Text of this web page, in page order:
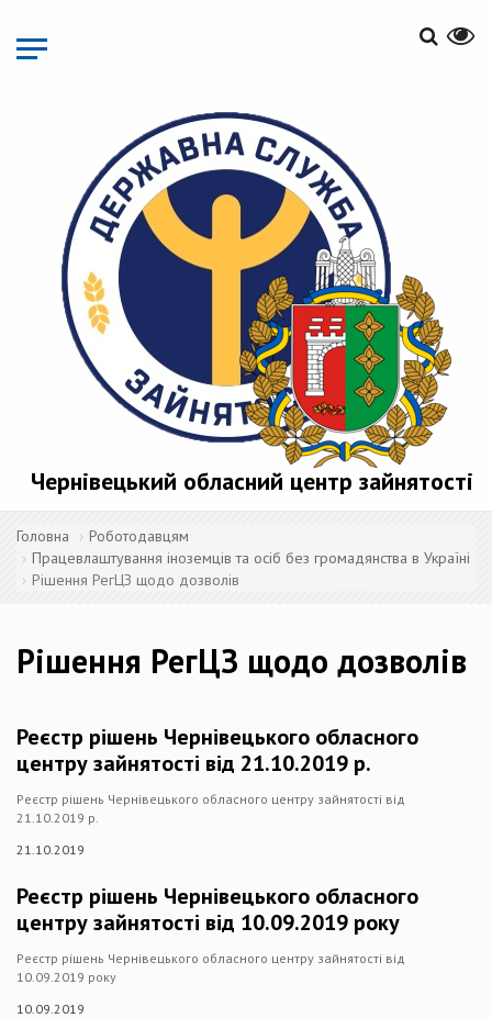
основного
матеріалу
Чернівецький обласний центр зайнятості
Головна
Роботодавцям
Працевлаштування іноземців та осіб без громадянства в Україні
Рішення РегЦЗ щодо дозволів
Рішення РегЦЗ щодо дозволів
Реєстр рішень Чернівецького обласного
центру зайнятості від 21.10.2019 р.
Реєстр рішень Чернівецького обласного центру зайнятості від
21.10.2019 р.
21.10.2019
Реєстр рішень Чернівецького обласного
центру зайнятості від 10.09.2019 року
Реєстр рішень Чернівецького обласного центру зайнятості від
10.09.2019 року
10.09.2019